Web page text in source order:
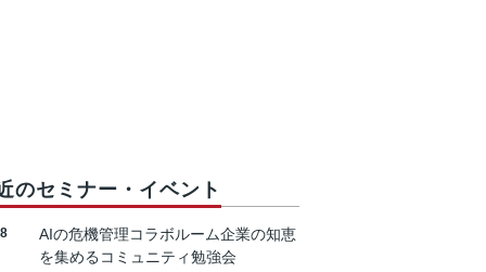
のセミナー・イベント
AIの危機管理コラボルーム企業の知恵
を集めるコミュニティ勉強会